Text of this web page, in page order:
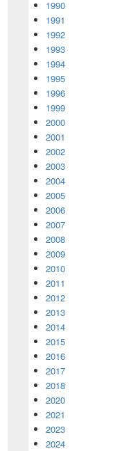
1990
1991
1992
1993
1994
1995
1996
1999
2000
2001
2002
2003
2004
2005
2006
2007
2008
2009
2010
2011
2012
2013
2014
2015
2016
2017
2018
2020
2021
2023
2024